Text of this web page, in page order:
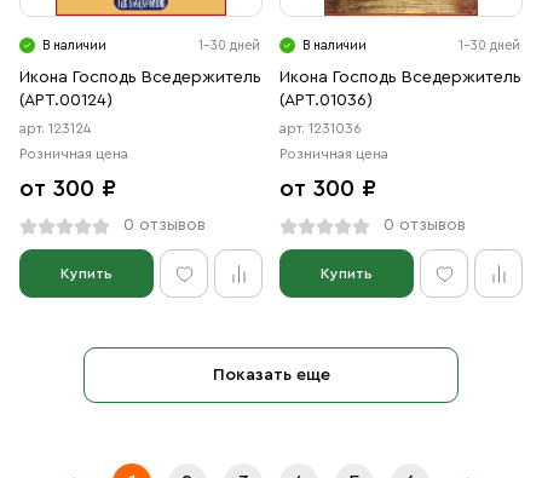
В наличии 1-30 дней
Икона Господь Вседержитель
(АРТ.00124)
арт. 123124
Розничная цена
от 300 ₽
0 отзывов
Купить
В наличии 1-30 дней
Икона Господь Вседержитель
(АРТ.01036)
арт. 1231036
Розничная цена
от 300 ₽
0 отзывов
Купить
Показать еще